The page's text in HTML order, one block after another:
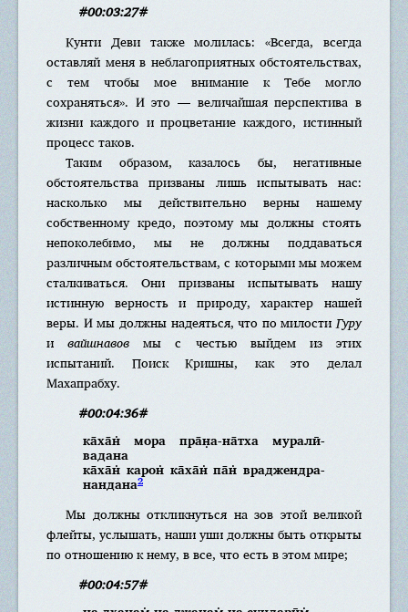
#00:03:27#
Кунти Деви также молилась: «Всегда, всегда
оставляй меня в неблагоприятных обстоятельствах,
с тем чтобы мое внимание к Тебе могло
сохраняться». И это — величайшая перспектива в
жизни каждого и процветание каждого, истинный
процесс таков.
Таким образом, казалось бы, негативные
обстоятельства призваны лишь испытывать нас:
насколько мы действительно верны нашему
собственному кредо, поэтому мы должны стоять
непоколебимо, мы не должны поддаваться
различным обстоятельствам, с которыми мы можем
сталкиваться. Они призваны испытывать нашу
истинную верность и природу, характер нашей
веры. И мы должны надеяться, что по милостиГуру
ивайшнавов мы с честью выйдем из этих
испытаний. Поиск Кришны, как это делал
Махапрабху.
#00:04:36#
ка̄ха̄н̇ мора пра̄н̣а-на̄тха муралӣ-
вадана
ка̄ха̄н̇ карон̇ ка̄ха̄н̇ па̄н̇ враджендра-
нандана2
Мы должны откликнуться на зов этой великой
флейты, услышать, наши уши должны быть открыты
по отношению к нему, в все, что есть в этом мире;
#00:04:57#